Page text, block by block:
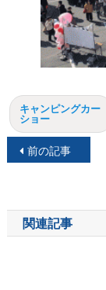
キャンピングカー
ショー
投
ナ
ビ
前の記事
関連記事